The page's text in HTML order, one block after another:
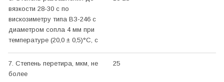
вязкости 28-30 с по
вискозиметру типа ВЗ-246 с
диаметром сопла 4 мм при
температуре (20,0 ± 0,5)°С, с
7. Степень перетира, мкм, не
более
25